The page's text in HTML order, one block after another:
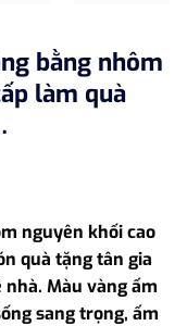
bằng nhôm
làm quà
nguyên khối cao
quà tặng tân gia
Màu vàng ấm
sang trọng, ấm